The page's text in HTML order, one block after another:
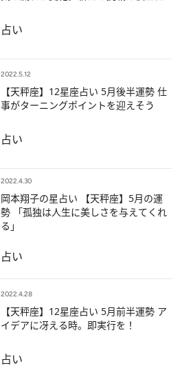
占い
2022.5.12
【天秤座】12星座占い 5月後半運勢 仕
事がターニングポイントを迎えそう
占い
2022.4.30
岡本翔子の星占い 【天秤座】5月の運
勢 「孤独は人生に美しさを与えてくれ
る」
占い
2022.4.28
【天秤座】12星座占い 5月前半運勢 ア
イデアに冴える時。即実行を！
占い